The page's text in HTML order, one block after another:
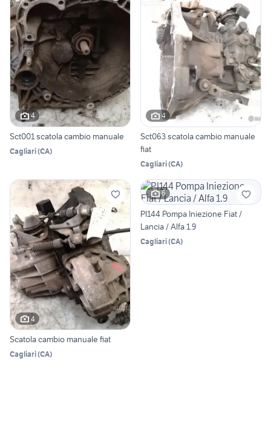
4
Sct001 scatola cambio manuale
Cagliari(CA)
4
Sct063 scatola cambio manuale
fiat
Cagliari(CA)
4
Scatola cambio manuale fiat
Cagliari(CA)
6
PI144 Pompa Iniezione Fiat /
Lancia / Alfa 1.9
Cagliari(CA)